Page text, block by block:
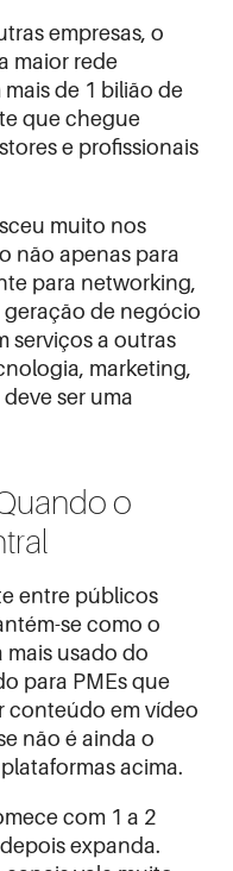
empresas, o
maior rede
de 1 bilião de
que chegue
e profissionais
muito nos
não apenas para
para networking,
de negócio
serviços a outras
marketing,
ser uma
o
entre públicos
se como o
usado do
para PMEs que
conteúdo em vídeo
não é ainda o
acima.
com 1 a 2
expanda.